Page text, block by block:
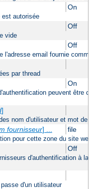
On
est autorisée
Off
vide
Off
l'adresse email fournie
par thread
On
peuvent être
]
nom d'utilisateur et mot de
fournisseur] ... file
pour cette zone du site web
Off
d'authentification à la
d'un utilisateur